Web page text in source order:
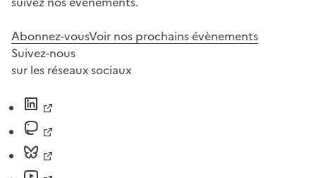
Abonnez-vousVoir nos prochains évènements
Suivez-nous
sur les réseaux sociaux